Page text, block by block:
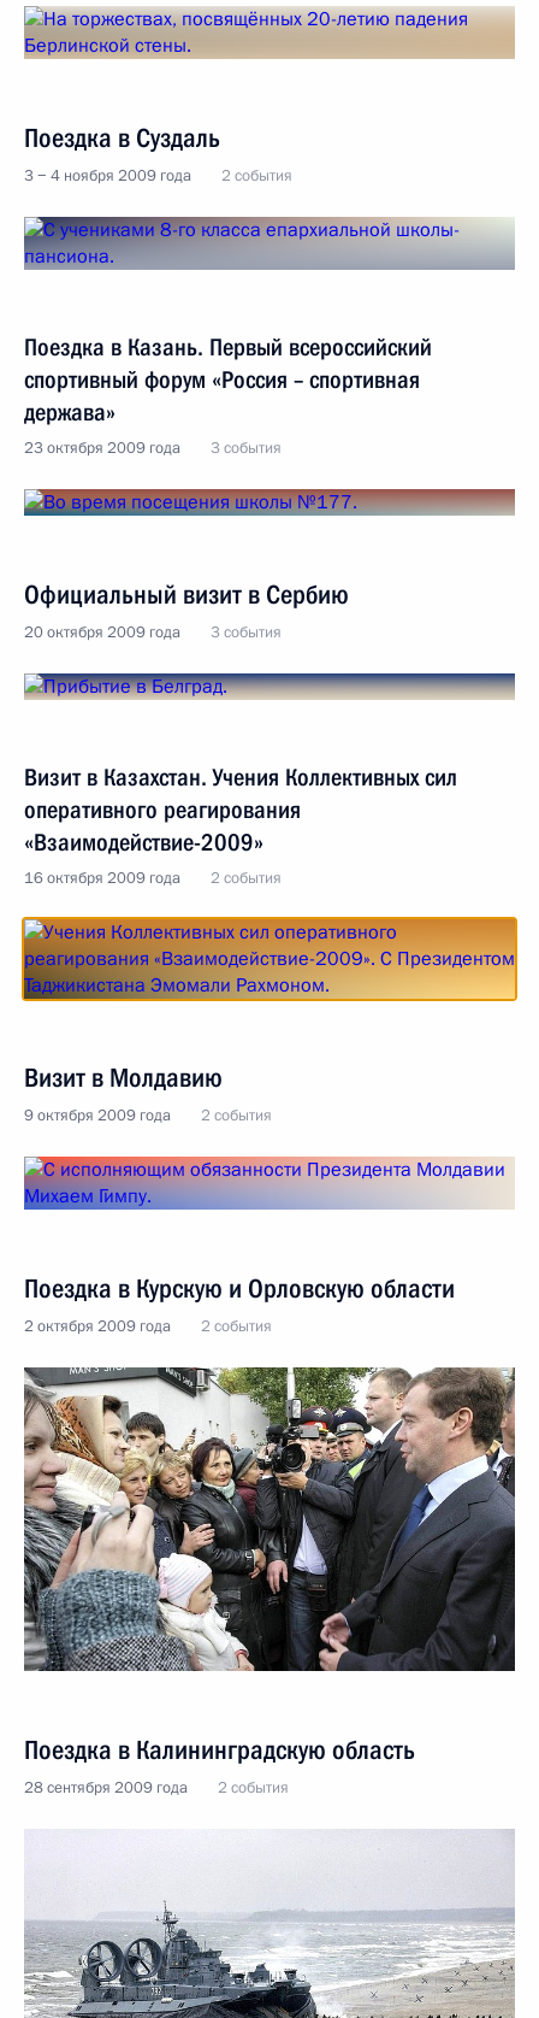
Поездка в Суздаль
3 − 4 ноября 2009 года 2 события
Поездка в Казань. Первый всероссийский
спортивный форум «Россия – спортивная
держава»
23 октября 2009 года 3 события
Официальный визит в Сербию
20 октября 2009 года 3 события
Визит в Казахстан. Учения Коллективных сил
оперативного реагирования
«Взаимодействие-2009»
16 октября 2009 года 2 события
Визит в Молдавию
9 октября 2009 года 2 события
Поездка в Курскую и Орловскую области
2 октября 2009 года 2 события
Поездка в Калининградскую область
28 сентября 2009 года 2 события